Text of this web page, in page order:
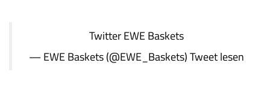
TwitterEWE Baskets
— EWE Baskets (@EWE_Baskets)Tweet lesen